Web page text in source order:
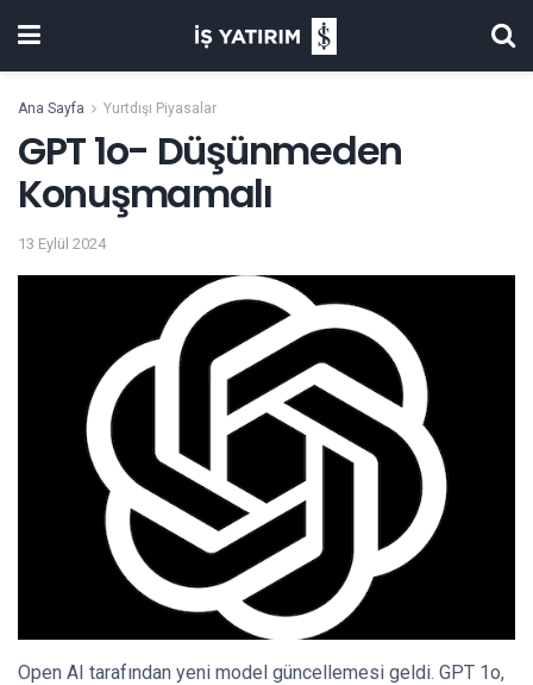
Ana Sayfa Yurtdışı Piyasalar
GPT 1o- Düşünmeden
Konuşmamalı
13 Eylül 2024
Open AI tarafından yeni model güncellemesi geldi. GPT 1o,